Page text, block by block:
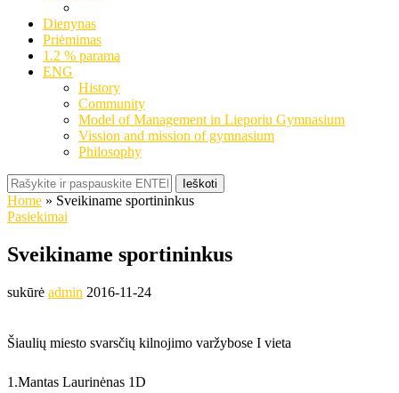
Dienynas
Priėmimas
1.2 % parama
ENG
History
Community
Model of Management in Lieporiu Gymnasium
Vission and mission of gymnasium
Philosophy
Ieškoti
Home » Sveikiname sportininkus
Pasiekimai
Sveikiname sportininkus
sukūrė admin 2016-11-24
Šiaulių miesto svarsčių kilnojimo varžybose I vieta
1.Mantas Laurinėnas 1D